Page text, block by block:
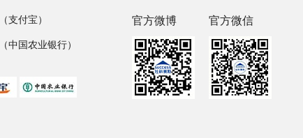
支付宝）
中国农业银行）
官方微博 官方微信